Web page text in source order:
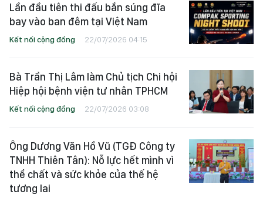
Lần đầu tiên thi đấu bắn súng đĩa
bay vào ban đêm tại Việt Nam
Kết nối cộng đồng 22/07/2026 04:15
Bà Trần Thị Lâm làm Chủ tịch Chi hội
Hiệp hội bệnh viện tư nhân TPHCM
Kết nối cộng đồng 22/07/2026 03:08
Ông Dương Văn Hồ Vũ (TGĐ Công ty
TNHH Thiên Tân): Nỗ lực hết mình vì
thể chất và sức khỏe của thế hệ
tương lai